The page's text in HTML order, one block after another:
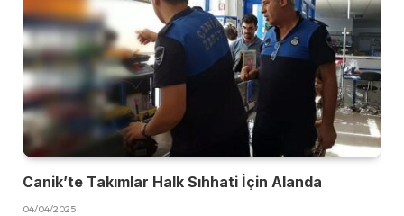
Canik’te Takımlar Halk Sıhhati İçin Alanda
04/04/2025